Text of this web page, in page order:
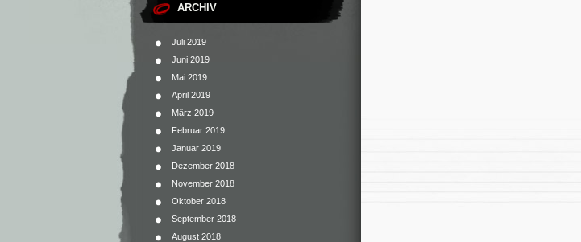
ARCHIV
Juli 2019
Juni 2019
Mai 2019
April 2019
März 2019
Februar 2019
Januar 2019
Dezember 2018
November 2018
Oktober 2018
September 2018
August 2018